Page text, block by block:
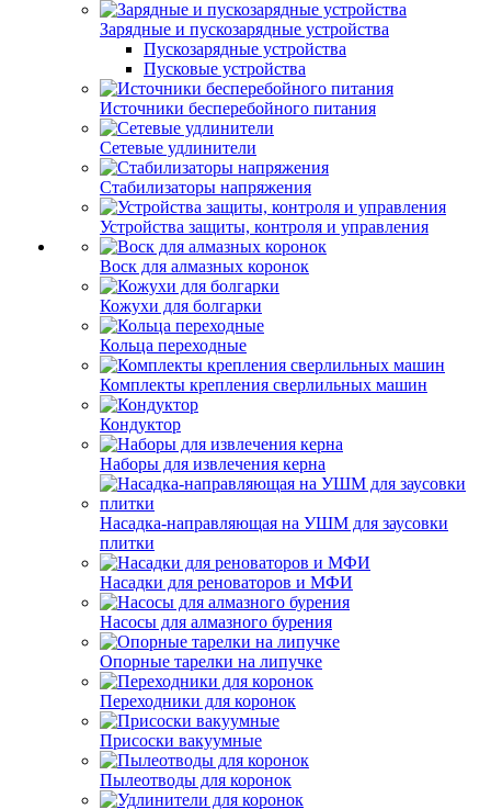
Зарядные и пускозарядные устройства
Пускозарядные устройства
Пусковые устройства
Источники бесперебойного питания
Сетевые удлинители
Стабилизаторы напряжения
Устройства защиты, контроля и управления
Воск для алмазных коронок
Кожухи для болгарки
Кольца переходные
Комплекты крепления сверлильных машин
Кондуктор
Наборы для извлечения керна
Насадка-направляющая на УШМ для заусовки
плитки
Насадки для реноваторов и МФИ
Насосы для алмазного бурения
Опорные тарелки на липучке
Переходники для коронок
Присоски вакуумные
Пылеотводы для коронок